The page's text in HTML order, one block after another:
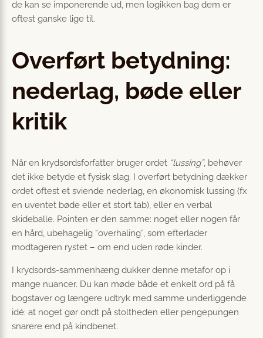
de kan se imponerende ud, men logikken bag dem er
oftest ganske lige til.
Overført betydning:
nederlag, bøde eller
kritik
Når en krydsordsforfatter bruger ordet “lussing”, behøver
det ikke betyde et fysisk slag. I overført betydning dækker
ordet oftest et sviende nederlag, en økonomisk lussing (fx
en uventet bøde eller et stort tab), eller en verbal
skideballe. Pointen er den samme: noget eller nogen får
en hård, ubehagelig “overhaling”, som efterlader
modtageren rystet – om end uden røde kinder.
I krydsords-sammenhæng dukker denne metafor op i
mange nuancer. Du kan møde både et enkelt ord på få
bogstaver og længere udtryk med samme underliggende
idé: at noget gør ondt på stoltheden eller pengepungen
snarere end på kindbenet.